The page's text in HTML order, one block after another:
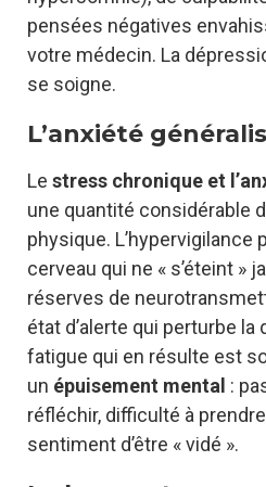
pensées négatives
votre médecin. La
se soigne.
L’anxiété
Le stress chronique et
une quantité considérable
physique. L’hypervigilance
cerveau qui ne « s’éteint »
réserves de
état d’alerte qui perturbe
fatigue qui en résulte est
un épuisement mental :
réfléchir, difficulté à
sentiment d’être « vidé ».